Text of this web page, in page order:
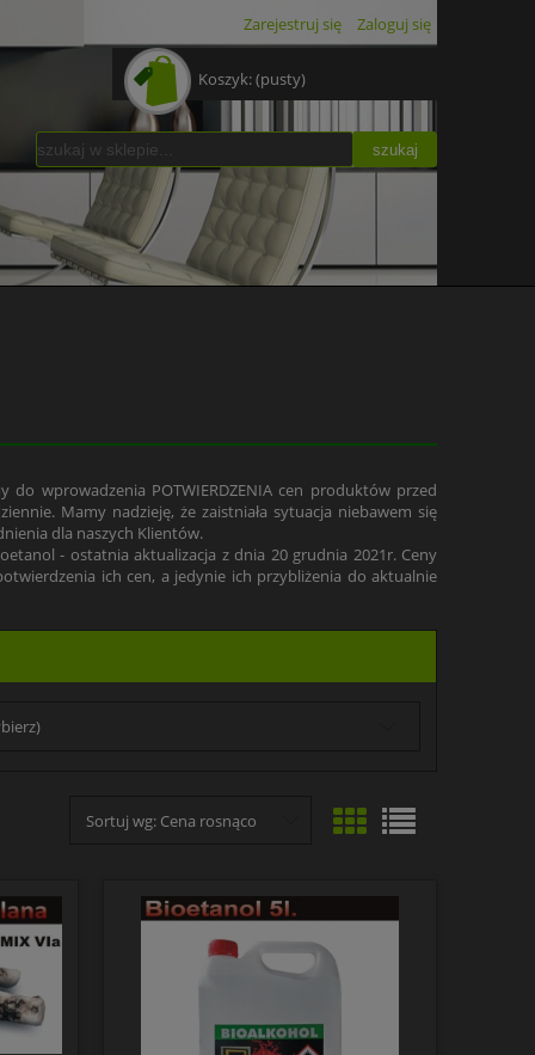
Zarejestruj się Zaloguj się
Koszyk:(pusty)
szukaj
wprowadzenia POTWIERDZENIA cen produktów przed
Mamy nadzieję, że zaistniała sytuacja niebawem się
dla naszych Klientów.
- ostatnia aktualizacja z dnia 20 grudnia 2021r. Ceny
ich cen, a jedynie ich przybliżenia do aktualnie
Sortuj wg: Cena rosnąco